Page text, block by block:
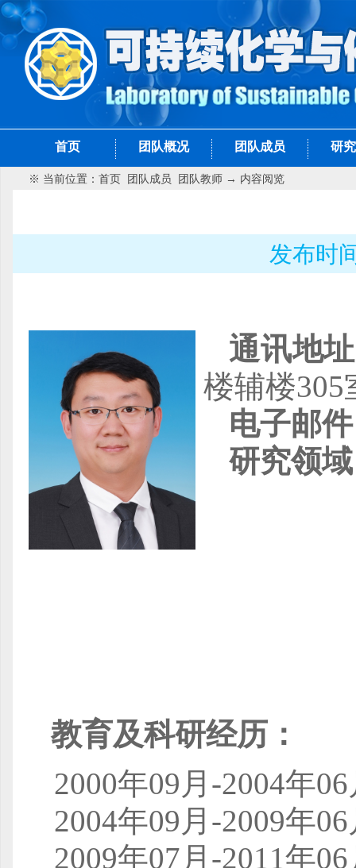
首页 团队概况 团队成员 研
※ 当前位置： 首页 团队成员 团队教师 → 内容阅览
发布时
通讯地
楼辅楼305
电子邮
研究领
教育及科研经历：
2000年09月-2004年
2004年09月-2009年
2009年07月-2011年